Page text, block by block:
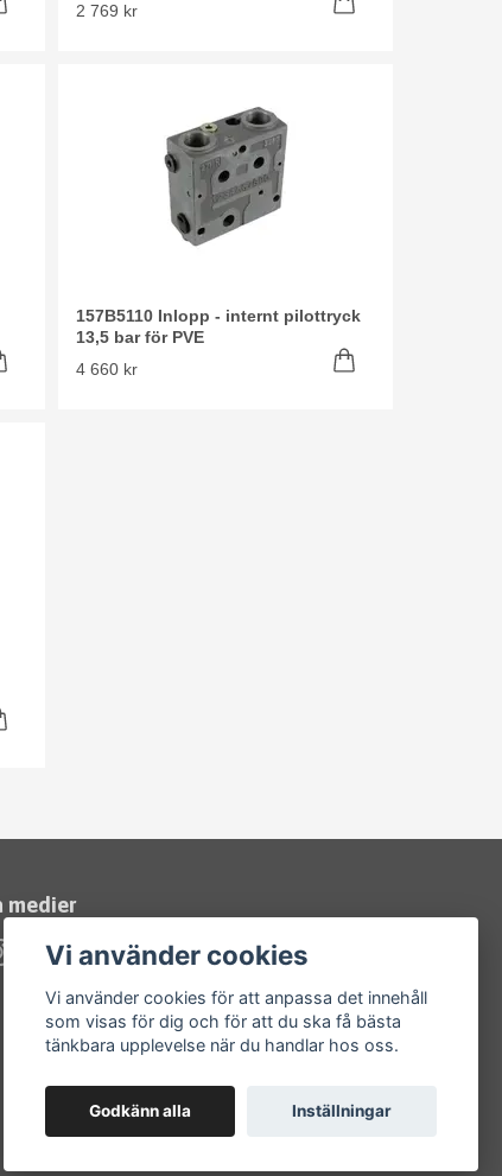
2 769 kr
157B5110 Inlopp - internt pilottryck
13,5 bar för PVE
4 660 kr
medier
Vi använder cookies
Vi använder cookies för att anpassa det innehåll
som visas för dig och för att du ska få bästa
tänkbara upplevelse när du handlar hos oss.
Godkänn alla Inställningar